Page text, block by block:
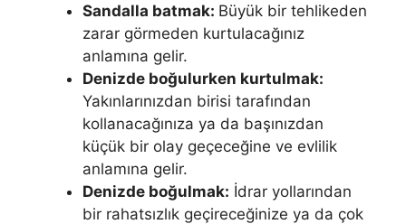
Sandalla batmak: Büyük bir tehlikeden
zarar görmeden kur­tulacağınız
anlamına gelir.
Denizde boğulurken kurtulmak:
Yakınları­nızdan birisi tarafından
kollanacağınıza ya da başınızdan
küçük bir olay ge­çeceğine ve evlilik
anlamına gelir.
Denizde boğulmak: İdrar yollarından
bir rahatsızlık geçireceğinize ya da çok